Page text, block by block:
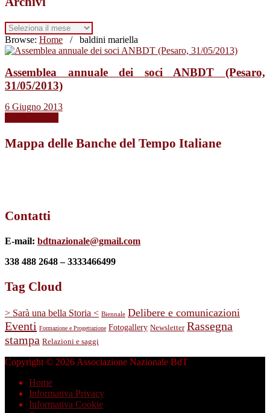
Archivi
Browse: Home / baldini mariella
Assemblea annuale dei soci ANBDT (Pesaro,
31/05/2013)
6 Giugno 2013
Mappa delle Banche del Tempo Italiane
Contatti
E-mail: bdtnazionale@gmail.com
338 488 2648 – 3333466499
Tag Cloud
> Sarà una bella Storia < Biennale Delibere e comunicazioni
Eventi Formazione e Progettazione Fotogallery Newsletter Rassegna
stampa Relazioni e saggi
Copyright © 2026 Associazione Nazionale BdT
Home
Informativa Privacy
Informativa Cookie